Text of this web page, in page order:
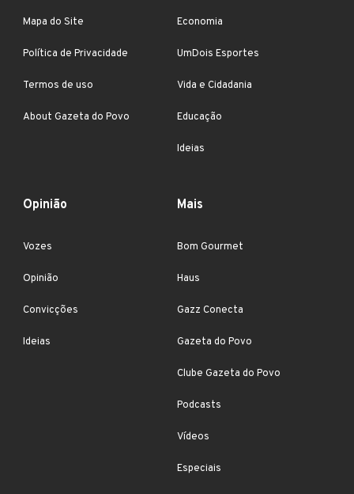
Mapa do Site
Política de Privacidade
Termos de uso
About Gazeta do Povo
Economia
UmDois Esportes
Vida e Cidadania
Educação
Ideias
Opinião
Vozes
Opinião
Convicções
Ideias
Mais
Bom Gourmet
Haus
Gazz Conecta
Gazeta do Povo
Clube Gazeta do Povo
Podcasts
Vídeos
Especiais